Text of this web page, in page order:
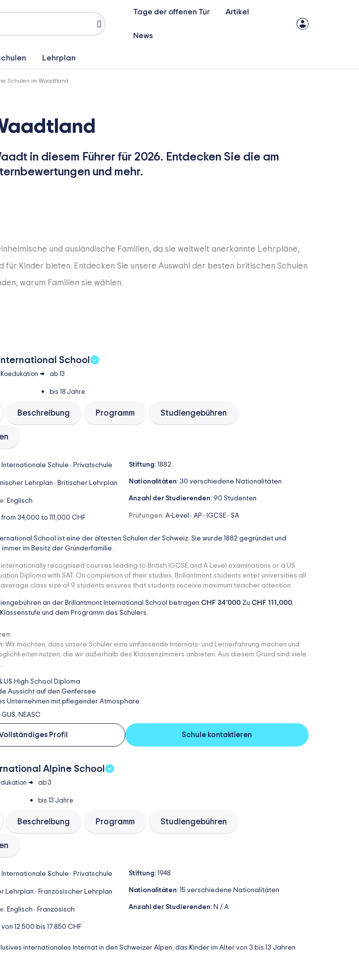
Tage der offenen Tür Artikel
News
Lehrplan
Schulen im Waadtland
in diesem Führer für 2026. Entdecken Sie die am
und mehr.
und ausländische Familien, da sie weltweit anerkannte Lehrpläne,
Kinder bieten. Entdecken Sie unsere Auswahl der besten britischen Schulen
warum Familien sie wählen.
School
Koedukation • ab 13
bis 18 Jahre
Beschreibung Programm Studiengebühren
Internationale Schule - Privatschule
Lehrplan - Britischer Lehrplan
Englisch
from 34,000 to 111,000 CHF
Stiftung: 1882
Nationalitäten: 30 verschiedene Nationalitäten
Anzahl der Studierenden: 90 Studenten
Prüfungen: A-Level - AP - IGCSE - SA
School ist eine der ältesten Schulen der Schweiz. Sie wurde 1882 gegründet und
im Besitz der Gründerfamilie.
recognised courses leading to British IGCSE and A Level examinations or a US
Diploma with SAT. On completion of their studies, Brillantmont students enter universities all
class size of 9 students ensures that students receive maximum teacher attention.
an der Brillantmont International School betragen CHF 34'000 Zu CHF 111,000
und dem Programm des Schülers.
Wir möchten, dass unsere Schüler eine umfassende Internats- und Lernerfahrung machen und
nutzen, die wir außerhalb des Klassenzimmers anbieten. Aus diesem Grund sind viele
US High School Diploma
Aussicht auf den Genfersee
Unternehmen mit pflegender Atmosphäre
GUS, NEASC
Profil Schule kontaktieren
Alpine School
• ab 3
bis 13 Jahre
Beschreibung Programm Studiengebühren
Internationale Schule - Privatschule
Lehrplan - Französischer Lehrplan
Englisch - Französisch
von 12.500 bis 17.850 CHF
Stiftung: 1948
Nationalitäten: 15 verschiedene Nationalitäten
Anzahl der Studierenden: N / A
internationales Internat in den Schweizer Alpen, das Kinder im Alter von 3 bis 13 Jahren